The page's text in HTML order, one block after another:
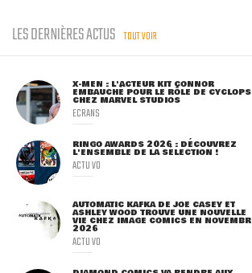
LES DERNIÈRES ACTUS TOUT VOIR
X-MEN : L'ACTEUR KIT CONNOR
EMBAUCHÉ POUR LE RÔLE DE CYCLOPS
CHEZ MARVEL STUDIOS
ECRANS
RINGO AWARDS 2026 : DÉCOUVREZ
L'ENSEMBLE DE LA SÉLECTION !
ACTU VO
AUTOMATIC KAFKA DE JOE CASEY ET
ASHLEY WOOD TROUVE UNE NOUVELLE
VIE CHEZ IMAGE COMICS EN
2026
ACTU VO